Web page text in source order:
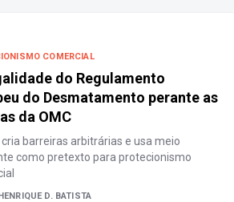
COMERCIAL
do Regulamento
do Desmatamento perante as
da OMC
cria barreiras arbitrárias e usa meio
como pretexto para protecionismo
D. BATISTA